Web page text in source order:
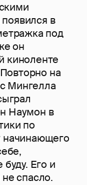
в
под
он
киноленте
на
Мингелла
Наумон в
по
начинающего
Его и
спасло.